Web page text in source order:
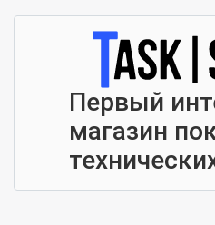
Первый
магазин